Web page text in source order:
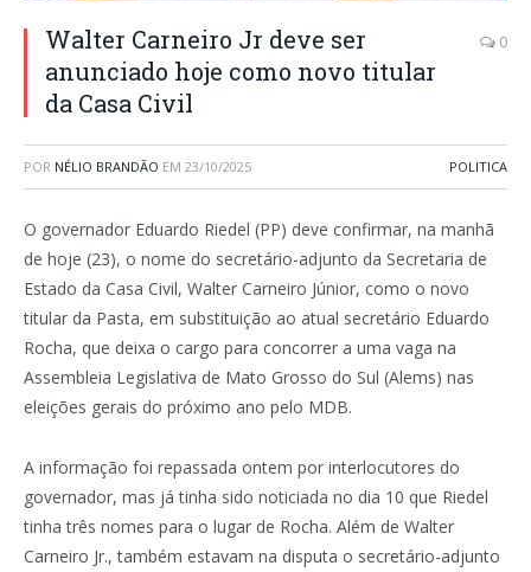
Walter Carneiro Jr deve ser
anunciado hoje como novo titular
da Casa Civil
0
POR NÉLIO BRANDÃO EM 23/10/2025 POLITICA
O governador Eduardo Riedel (PP) deve confirmar, na manhã
de hoje (23), o nome do secretário-adjunto da Secretaria de
Estado da Casa Civil, Walter Carneiro Júnior, como o novo
titular da Pasta, em substituição ao atual secretário Eduardo
Rocha, que deixa o cargo para concorrer a uma vaga na
Assembleia Legislativa de Mato Grosso do Sul (Alems) nas
eleições gerais do próximo ano pelo MDB.
A informação foi repassada ontem por interlocutores do
governador, mas já tinha sido noticiada no dia 10 que Riedel
tinha três nomes para o lugar de Rocha. Além de Walter
Carneiro Jr., também estavam na disputa o secretário-adjunto